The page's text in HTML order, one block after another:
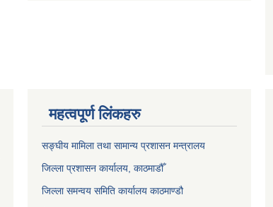
महत्वपूर्ण लिंकहरु
सङ्‍घीय मामिला तथा सामान्य प्रशासन मन्त्रालय
जिल्ला प्रशासन कार्यालय, काठमाडौँ
जिल्ला समन्वय समिति कार्यालय काठमाण्ड‌ौ